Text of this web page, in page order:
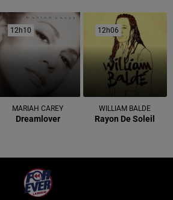
12h10
12h10
MARIAH CAREY
Dreamlover
12h06
12h06
WILLIAM BALDE
Rayon De Soleil